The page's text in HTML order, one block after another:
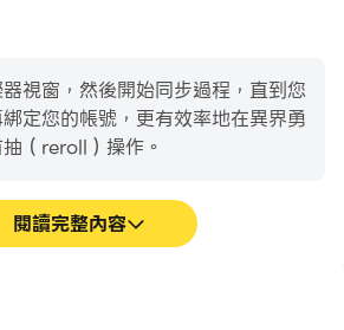
視窗，然後開始同步過程，直到您
定您的帳號，更有效率地在異界勇
（reroll）操作。
閱讀完整內容